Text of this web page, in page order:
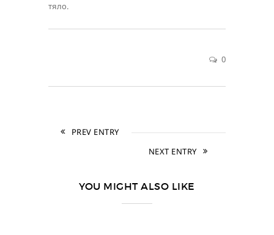
тяло.
0
PREV ENTRY
NEXT ENTRY
YOU MIGHT ALSO LIKE